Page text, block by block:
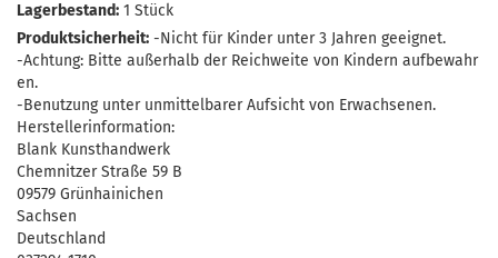
Lagerbestand: 1 Stück
Produktsicherheit: -Nicht für Kinder unter 3 Jahren geeignet.
-Achtung: Bitte außerhalb der Reichweite von Kindern aufbewahr
en.
-Benutzung unter unmittelbarer Aufsicht von Erwachsenen.
Herstellerinformation:
Blank Kunsthandwerk
Chemnitzer Straße 59 B
09579 Grünhainichen
Sachsen
Deutschland